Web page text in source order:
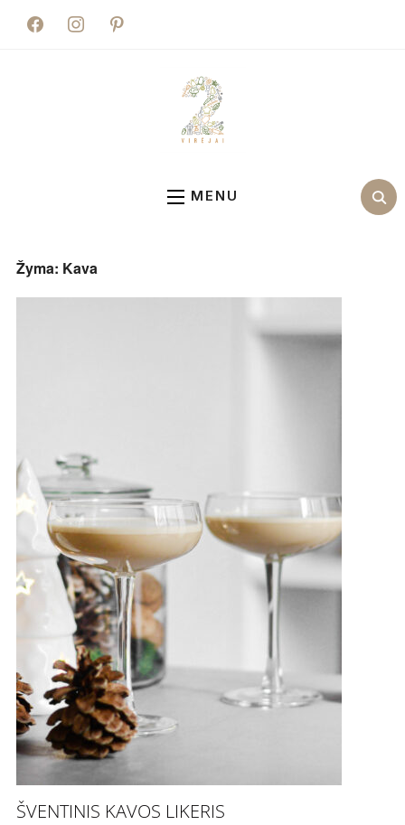
facebookinstagrampinterest
MENU
Žyma: Kava
ŠVENTINIS KAVOS LIKERIS